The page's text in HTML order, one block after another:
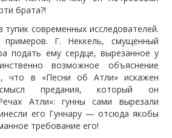
брата?!
современных исследователей.
примеров. Г. Неккель, смущенный
подать ему сердце, вырезанное у
возможное объяснение
что в «Песни об Атли» искажен
смысл предания, который он
Атли»: гунны сами вырезали
его Гуннару — отсюда якобы
требование его!